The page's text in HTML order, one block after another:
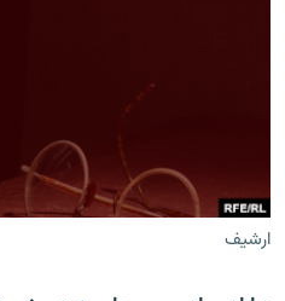
دري پاڼه
Azadi English
ارشیف